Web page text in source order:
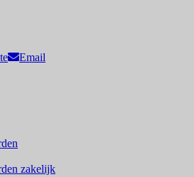
Email
zakelijk